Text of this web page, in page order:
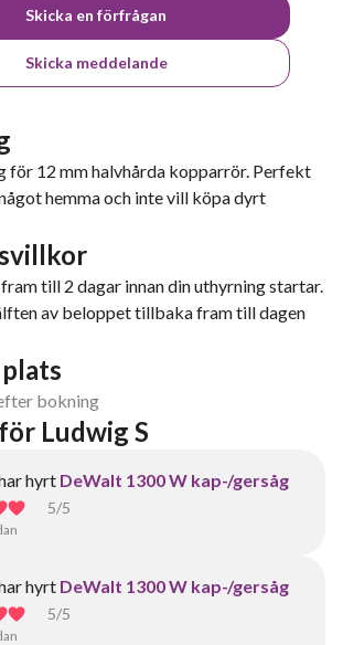
Skicka en förfrågan
Skicka meddelande
för 12 mm halvhårda kopparrör. Perfekt
hemma och inte vill köpa dyrt
till 2 dagar innan din uthyrning startar.
av beloppet tillbaka fram till dagen
bokning
Ludwig S
hyrt DeWalt 1300 W kap-/gersåg
5/5
hyrt DeWalt 1300 W kap-/gersåg
5/5